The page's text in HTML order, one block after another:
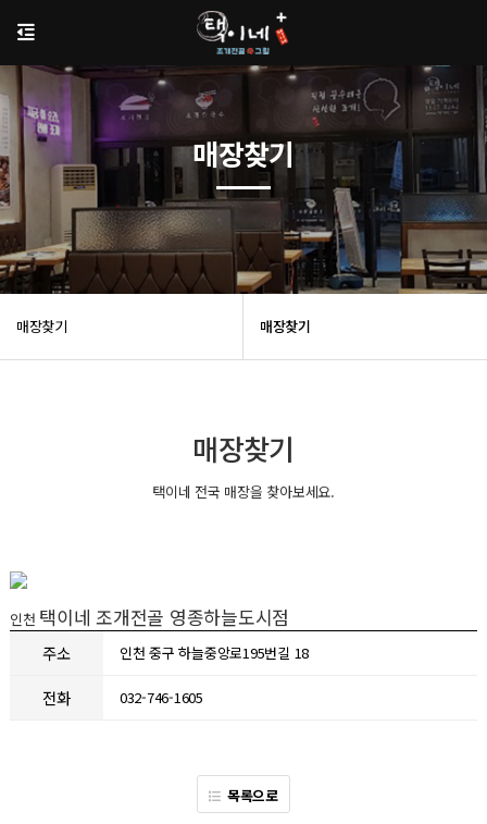
매장찾기 매장찾기
매장찾기
매장찾기
택이네 전국 매장을 찾아보세요.
인천 택이네 조개전골 영종하늘도시점
주소 인천 중구 하늘중앙로195번길 18
전화 032-746-1605
목록으로